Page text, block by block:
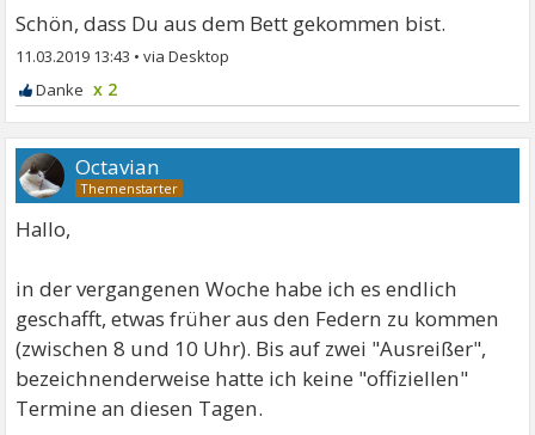
Schön, dass Du aus dem Bett gekommen bist.
11.03.2019 13:43 •
x 2
Octavian
Hallo,
in der vergangenen Woche habe ich es endlich
geschafft, etwas früher aus den Federn zu kommen
(zwischen 8 und 10 Uhr). Bis auf zwei "Ausreißer",
bezeichnenderweise hatte ich keine "offiziellen"
Termine an diesen Tagen.